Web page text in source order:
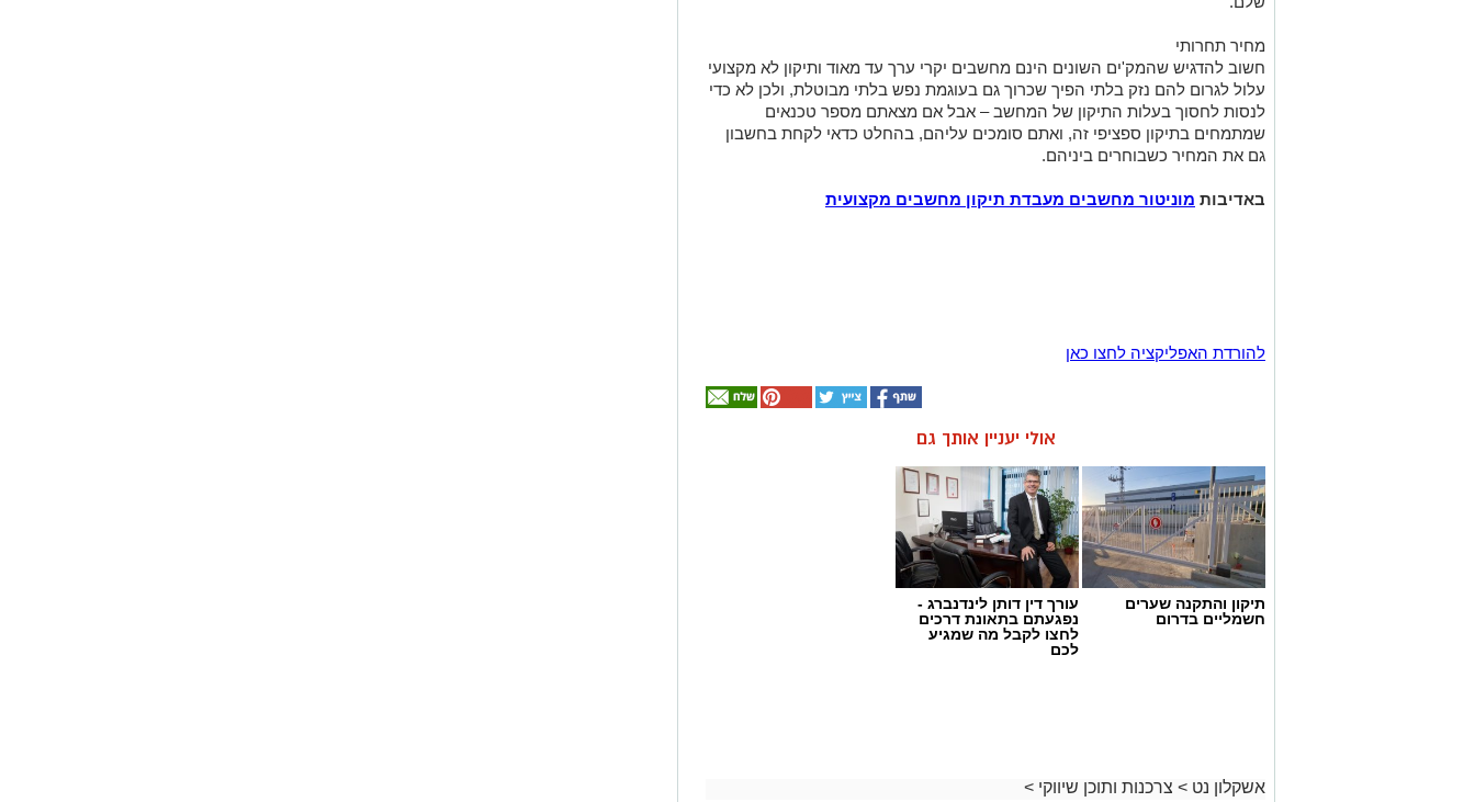
מחיר תחרותי
חשוב להדגיש שהמק'ים השונים הינם מחשבים יקרי ערך עד מאוד ותיקון לא מקצועי
עלול לגרום להם נזק בלתי הפיך שכרוך גם בעוגמת נפש בלתי מבוטלת, ולכן לא כדי
לנסות לחסוך בעלות התיקון של המחשב – אבל אם מצאתם מספר טכנאים
שמתמחים בתיקון ספציפי זה, ואתם סומכים עליהם, בהחלט כדאי לקחת בחשבון
גם את המחיר כשבוחרים ביניהם.
באדיבות מוניטור מחשבים מעבדת תיקון מחשבים מקצועית
להורדת האפליקציה לחצו כאן
אולי יעניין אותך גם
תיקון והתקנה שערים
חשמליים בדרום
עורך דין דותן לינדנברג -
נפגעתם בתאונת דרכים
לחצו לקבל מה שמגיע
לכם
אשקלון נט > צרכנות ותוכן שיווקי >